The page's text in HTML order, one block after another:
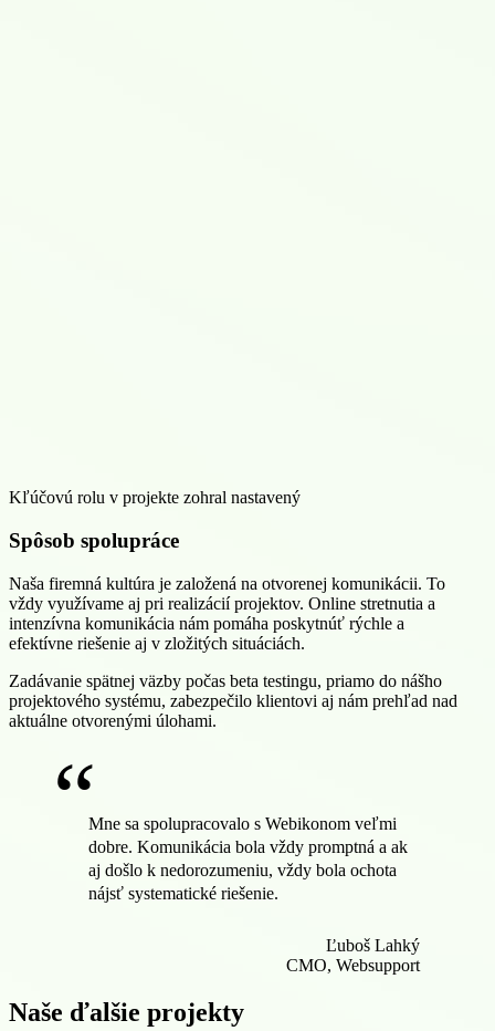
Kľúčovú rolu v projekte zohral nastavený
Spôsob spolupráce
Naša firemná kultúra je založená na otvorenej komunikácii. To
vždy využívame aj pri realizácií projektov. Online stretnutia a
intenzívna komunikácia nám pomáha poskytnúť rýchle a
efektívne riešenie aj v zložitých situáciách.
Zadávanie spätnej väzby počas beta testingu, priamo do nášho
projektového systému, zabezpečilo klientovi aj nám prehľad nad
aktuálne otvorenými úlohami.
“Mne sa spolupracovalo s Webikonom veľmi
dobre. Komunikácia bola vždy promptná a ak
aj došlo k nedorozumeniu, vždy bola ochota
nájsť systematické riešenie.
Ľuboš Lahký
CMO, Websupport
Naše ďalšie projekty